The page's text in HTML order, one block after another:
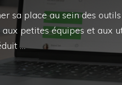
sa place au sein des
petites équipes et aux
…